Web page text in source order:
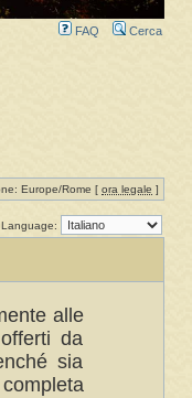
FAQ Cerca
Europe/Rome [ ora legale ]
Language:
alle
da
sia